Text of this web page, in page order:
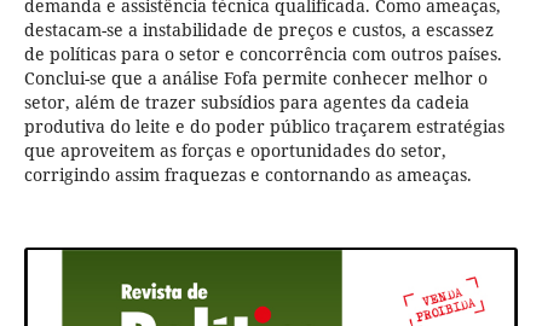
demanda e assistência técnica qualificada. Como ameaças,
destacam-se a instabilidade de preços e custos, a escassez
de políticas para o setor e concorrência com outros países.
Conclui-se que a análise Fofa permite conhecer melhor o
setor, além de trazer subsídios para agentes da cadeia
produtiva do leite e do poder público traçarem estratégias
que aproveitem as forças e oportunidades do setor,
corrigindo assim fraquezas e contornando as ameaças.